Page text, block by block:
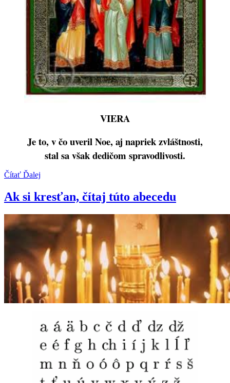
VIERA
Je to, v čo uveril Noe, aj napriek zvláštnosti,
stal sa však dedičom spravodlivosti.
Čítať Ďalej
Ak si kresťan, čítaj túto abecedu